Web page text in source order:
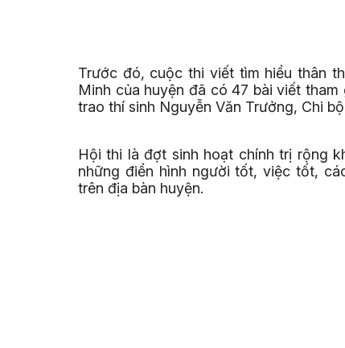
Trước đó, cuộc thi viết tìm hiểu thân
Minh của huyện đã có 47 bài viết
trao thí sinh Nguyễn Văn Trưởng, Chi
Hội thi là đợt sinh hoạt chính trị rộng
những điển hình người tốt, việc tốt,
trên địa bàn huyện.